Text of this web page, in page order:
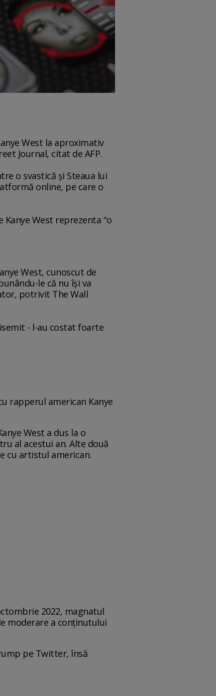
West la aproximativ
Journal, citat de AFP.
o svastică şi Steaua lui
online, pe care o
Kanye West reprezenta "o
West, cunoscut de
le că nu îşi va
potrivit The Wall
- l-au costat foarte
rapperul american Kanye
West a dus la o
al acestui an. Alte două
cu artistul american.
2022, magnatul
moderare a conținutului
pe Twitter, însă